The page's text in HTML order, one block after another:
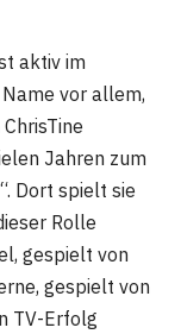
aktiv im
vor allem,
Jahren zum
Dort spielt sie
Rolle
gespielt von
gespielt von
TV-Erfolg